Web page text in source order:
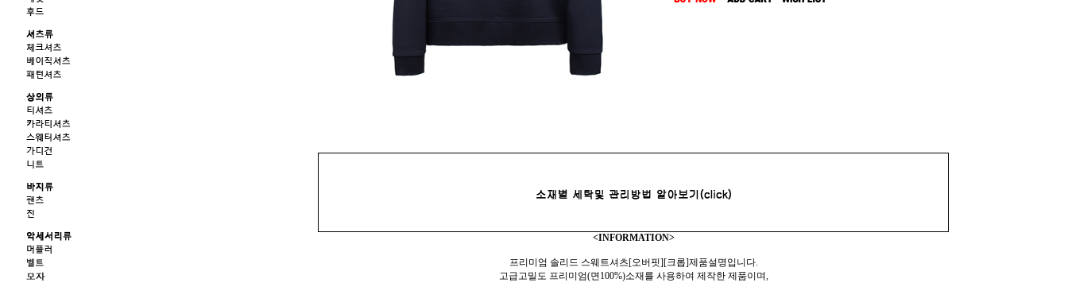
<INFORMATION>
프리미엄 솔리드 스웨트셔츠[오버핏][크롭]제품설명입니다.
고급고밀도 프리미엄(면100%)소재를 사용하여 제작한 제품이며,